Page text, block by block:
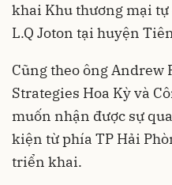
khai Khu thương mại tự
L.Q Joton tại huyện
Cũng theo ông Andrew
Strategies Hoa Kỳ và
muốn nhận được sự
kiện từ phía TP Hải
triển khai.